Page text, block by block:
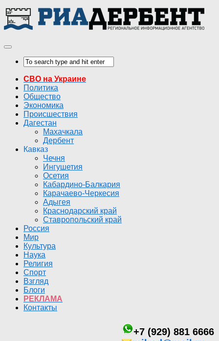
СВО на Украине
Политика
Общество
Экономика
Происшествия
Дагестан
Махачкала
Дербент
Кавказ
Чечня
Ингушетия
Осетия
Кабардино-Балкария
Карачаево-Черкесия
Адыгея
Краснодарский край
Ставропольский край
Россия
Мир
Культура
Наука
Религия
Спорт
Взгляд
Блоги
РЕКЛАМА
Контакты
+7 (929) 881 6666